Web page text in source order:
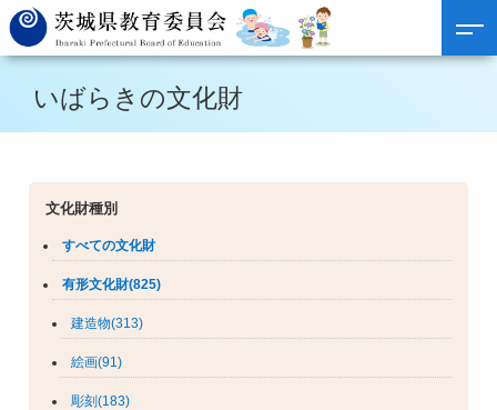
いばらきの文化財
文化財種別
すべての文化財
有形文化財(825)
建造物(313)
絵画(91)
彫刻(183)